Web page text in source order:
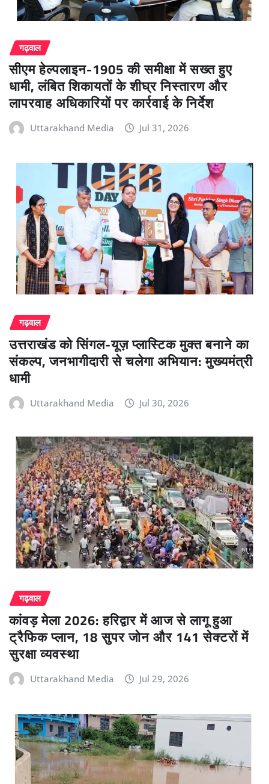
गढ़वाल
सीएम हेल्पलाइन-1905 की समीक्षा में सख्त हुए
धामी, लंबित शिकायतों के शीघ्र निस्तारण और
लापरवाह अधिकारियों पर कार्रवाई के निर्देश
Uttarakhand Media Jul 31, 2026
गढ़वाल
उत्तराखंड को सिंगल-यूज़ प्लास्टिक मुक्त बनाने का
संकल्प, जनभागीदारी से चलेगा अभियान: मुख्यमंत्री
धामी
Uttarakhand Media Jul 30, 2026
गढ़वाल
कांवड़ मेला 2026: हरिद्वार में आज से लागू हुआ
ट्रैफिक प्लान, 18 सुपर जोन और 141 सेक्टरों में
सुरक्षा व्यवस्था
Uttarakhand Media Jul 29, 2026